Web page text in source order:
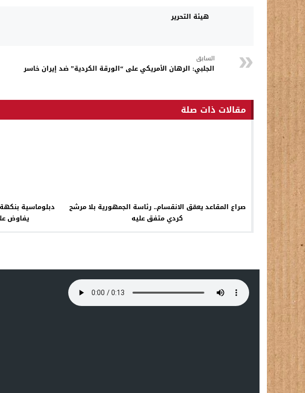
هيئة التحرير
السابق
الجلبي: الرهان الأمريكي على “الورقة الكردية” ضد إيران خاسر
مقالات ذات صلة
صراع المقاعد يعمّق الانقسام.. رئاسة الجمهورية بلا مرشح
كردي متفق عليه
دبلوماسية
يفاوض